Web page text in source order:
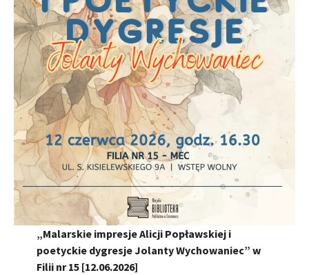
„Malarskie impresje Alicji Popławskiej i
poetyckie dygresje Jolanty Wychowaniec” w
Filii nr 15 [12.06.2026]